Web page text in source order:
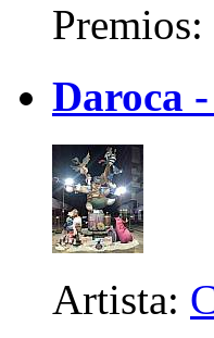
Premios:
Daroca
Artista: